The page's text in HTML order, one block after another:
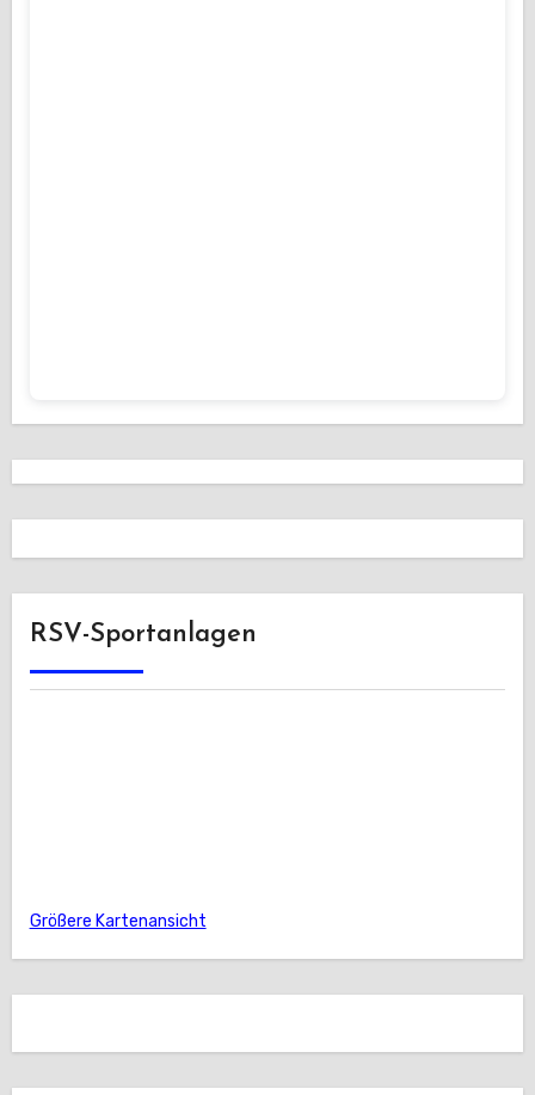
RSV-Sportanlagen
Größere Kartenansicht